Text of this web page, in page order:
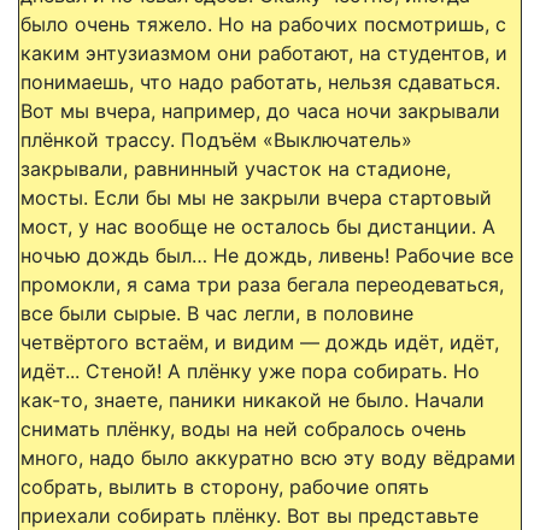
было очень тяжело. Но на рабочих посмотришь, с
каким энтузиазмом они работают, на студентов, и
понимаешь, что надо работать, нельзя сдаваться.
Вот мы вчера, например, до часа ночи закрывали
плёнкой трассу. Подъём «Выключатель»
закрывали, равнинный участок на стадионе,
мосты. Если бы мы не закрыли вчера стартовый
мост, у нас вообще не осталось бы дистанции. А
ночью дождь был… Не дождь, ливень! Рабочие все
промокли, я сама три раза бегала переодеваться,
все были сырые. В час легли, в половине
четвёртого встаём, и видим — дождь идёт, идёт,
идёт... Стеной! А плёнку уже пора собирать. Но
как-то, знаете, паники никакой не было. Начали
снимать плёнку, воды на ней собралось очень
много, надо было аккуратно всю эту воду вёдрами
собрать, вылить в сторону, рабочие опять
приехали собирать плёнку. Вот вы представьте